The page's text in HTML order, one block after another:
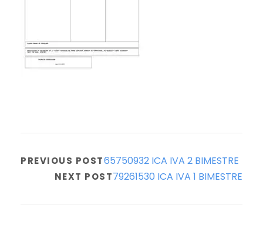
PREVIOUS POST65750932 ICA IVA 2 BIMESTRE
NEXT POST79261530 ICA IVA 1 BIMESTRE